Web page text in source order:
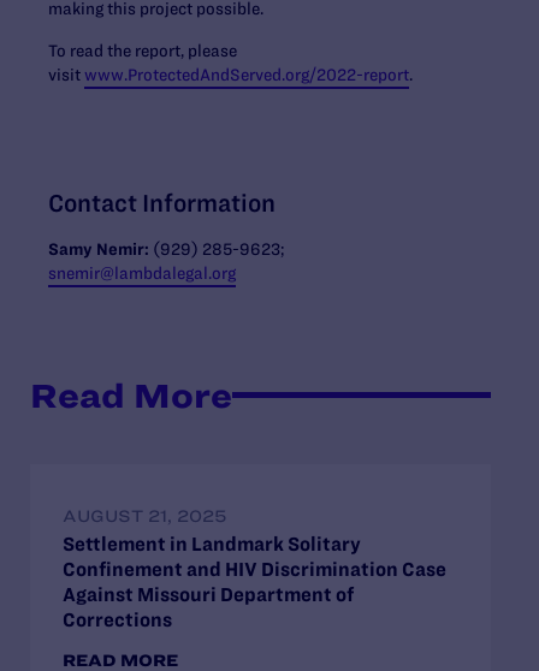
making this project possible.
To read the report, please
visitwww.ProtectedAndServed.org/2022-report.
Contact Information
Samy Nemir: (929) 285-9623;
snemir@lambdalegal.org
Read More
AUGUST 21, 2025
Settlement in Landmark Solitary
Confinement and HIV Discrimination Case
Against Missouri Department of
Corrections
READ MORE